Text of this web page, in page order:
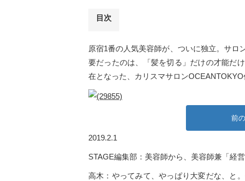
目次
原宿1番の人気美容師が、ついに独立。サロ
要だったのは、「髪を切る」だけの才能だ
在となった、カリスマサロン
前
2019.2.1
STAGE編集部：美容師から、美容師兼「経
高木：やってみて、やっぱり大変だな、と